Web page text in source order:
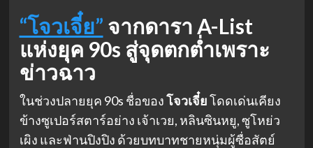
“โจวเจี๋ย” จากดารา A-List
แห่งยุค 90s สู่จุดตกต่ำเพราะ
ข่าวฉาว
ในช่วงปลายยุค 90s ชื่อของโจวเจี๋ยโดดเด่นเคียง
ข้างซูเปอร์สตาร์อย่าง เจ้าเวย, หลินซินหยู, ซูโหย่ว
เผิง และฟ่านปิงปิง ด้วยบทบาทชายหนุ่มผู้ซื่อสัตย์